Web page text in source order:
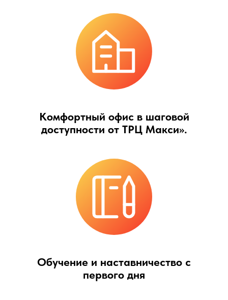
Комфортный офис в шаговой
доступности от ТРЦ Макси».
Обучение и наставничество с
первого дня